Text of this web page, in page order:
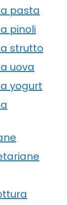
pasta
pinoli
strutto
uova
yogurt